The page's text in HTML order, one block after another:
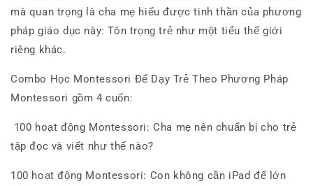
mà quan trọng là cha mẹ hiểu được tinh thần của phương
pháp giáo dục này: Tôn trọng trẻ như một tiểu thế giới
riêng khác.
Combo Học Montessori Để Dạy Trẻ Theo Phương Pháp
Montessori gồm 4 cuốn:
100 hoạt động Montessori: Cha mẹ nên chuẩn bị cho trẻ
tập đọc và viết như thế nào?
100 hoạt động Montessori: Con không cần iPad để lớn